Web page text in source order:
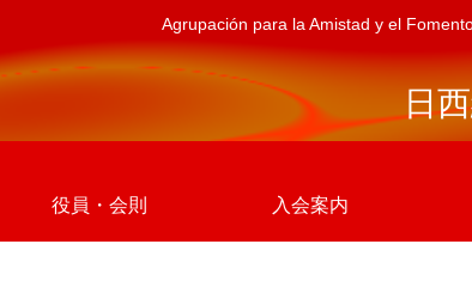
Agrupación para la Amistad y el
日
役員・会則 入会案内